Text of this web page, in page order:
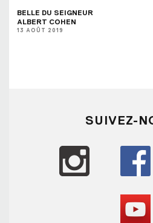
BELLE DU SEIGNEUR
ALBERT COHEN
13 AOÛT 2019
SUIVEZ-